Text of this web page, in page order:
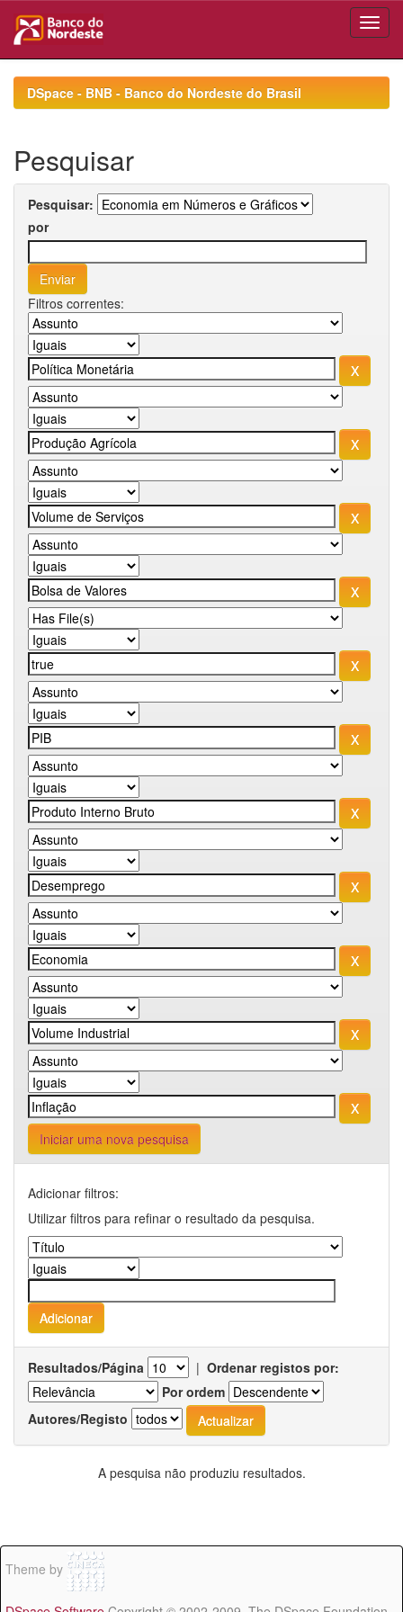
navigationDSpace - BNB - Banco do Nordeste do Brasil
Pesquisar
Pesquisar:
por
Filtros correntes:
Iniciar uma nova pesquisa
Adicionar filtros:
Utilizar filtros para refinar o resultado da pesquisa.
Resultados/Página | Ordenar registos por:
Por ordem
Autores/Registo
A pesquisa não produziu resultados.
Theme by